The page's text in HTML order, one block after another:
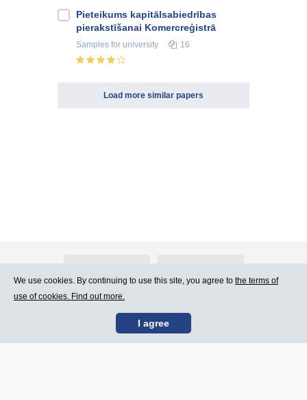
Pieteikums kapitālsabiedrības
pierakstīšanai Komercreģistrā
Samples for university 16
Load more similar papers
Contact Us Terms of Use
We use cookies. By continuing to use this site, you agree to the terms of
use of cookies. Find out more.
I agree